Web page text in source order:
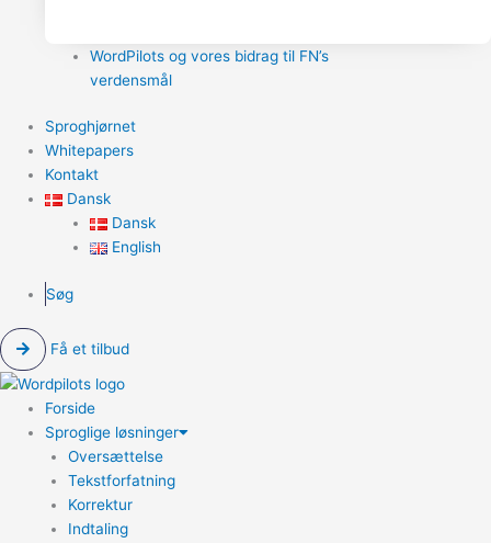
WordPilots og vores bidrag til FN’s
verdensmål
Sproghjørnet
Whitepapers
Kontakt
Dansk
Dansk
English
Søg
Få et tilbud
Forside
Sproglige løsninger
Oversættelse
Tekstforfatning
Korrektur
Indtaling